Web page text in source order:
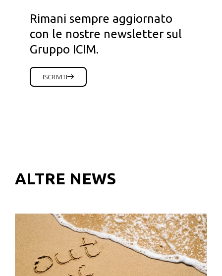
Rimani sempre aggiornato
con le nostre newsletter sul
Gruppo ICIM.
ISCRIVITI
ALTRE NEWS